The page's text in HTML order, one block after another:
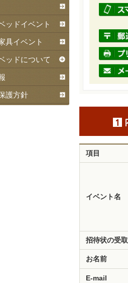
項目
イベント名
招待状の受取
お名前
E-mail
ッドイベント
具イベント
ッドについて
護方針